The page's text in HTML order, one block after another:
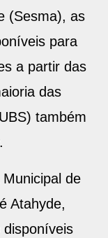
(Sesma), as
para
a partir das
das
também
de
Atahyde,
disponíveis